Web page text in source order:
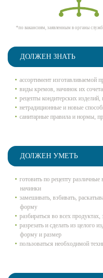
*по вакансиям, заявленным в органы
ДОЛЖЕН ЗНАТЬ
ассортимент изготавливаемой
виды кремов, начинок их
рецепты кондитерских
нетрадиционные и новые
санитарные правила и нормы,
ДОЛЖЕН УМЕТЬ
готовить по рецепту
начинки
замешивать, взбивать,
форму
разбираться во всех
разрезать и сделать из целого
форму и размер
пользоваться необходимой